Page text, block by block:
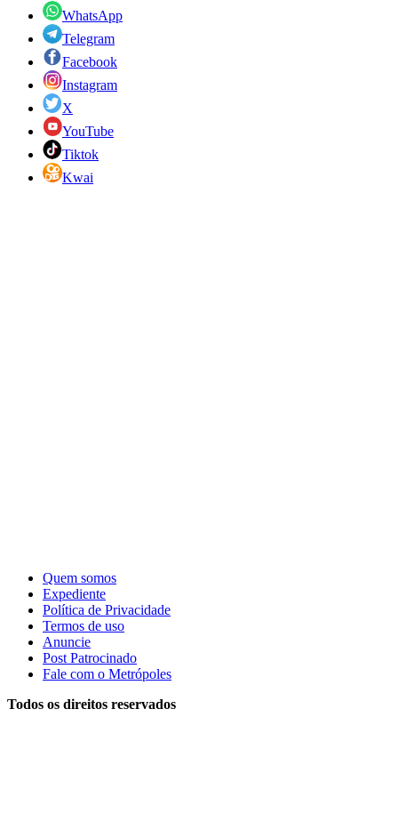
WhatsApp
Telegram
Facebook
Instagram
X
YouTube
Tiktok
Kwai
Quem somos
Expediente
Política de Privacidade
Termos de uso
Anuncie
Post Patrocinado
Fale com o Metrópoles
Todos os direitos reservados